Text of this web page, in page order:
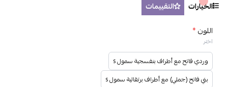
الخيارات
التقييمات
اللون*
اختر
وردي فاتح مع أطراف بنفسجية سمول s
بني فاتح (جملي) مع أطراف برتقالية سمول s